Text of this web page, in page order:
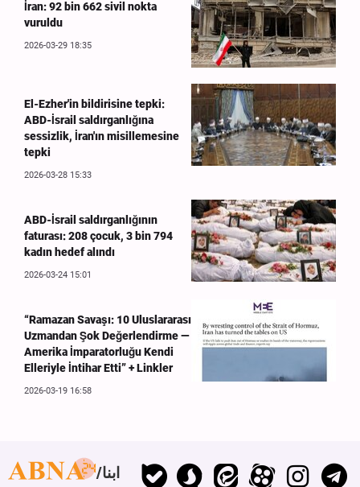
İran: 92 bin 662 sivil nokta
vuruldu
2026-03-29 18:35
El-Ezher'in bildirisine tepki:
ABD-İsrail saldırganlığına
sessizlik, İran'ın misillemesine
tepki
2026-03-28 15:33
ABD-İsrail saldırganlığının
faturası: 208 çocuk, 3 bin 794
kadın hedef alındı
2026-03-24 15:01
“Ramazan Savaşı: 10 Uluslararası
Uzmandan Şok Değerlendirme —
Amerika İmparatorluğu Kendi
Elleriy­le İntihar Etti” + Linkler
2026-03-19 16:58
ابنا